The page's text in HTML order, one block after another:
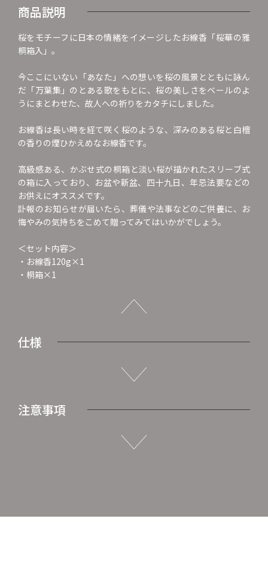
商品説明
桜をモチーフに日本の情緒をイメージしたお線香「桜華の雅
桐箱入」。
今ここにいない「あなた」への想いを桜の風景とともに詠ん
だ「万葉集」のとある歌をもとに、桜の美しさをベールのよ
うにまとわせた、故人への祈りをカタチにしました。
お線香は長い時を経て咲く桜のような、深みのある桜と白檀
の香りの煙ひかえめなお線香です。
高級感ある、かぶせ式の桐箱と淡い桜が描かれたスリーブ式
の箱に入っており、お盆や新盆、四十九日、年忌法要などの
お供えにオススメです。
訃報のお知らせが届いたら、葬儀や法事などのご供養に、お
悔やみの気持ちをこめて贈ってみてはいかがでしょう。
＜セット内容＞
・お線香120g×1
・桐箱×1
仕様
注意事項